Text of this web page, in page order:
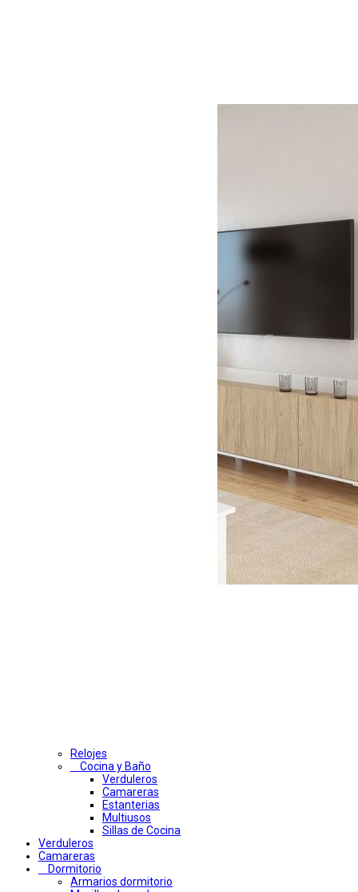
Relojes
Cocina y Baño
Verduleros
Camareras
Estanterias
Multiusos
Sillas de Cocina
Verduleros
Camareras
Dormitorio
Armarios dormitorio